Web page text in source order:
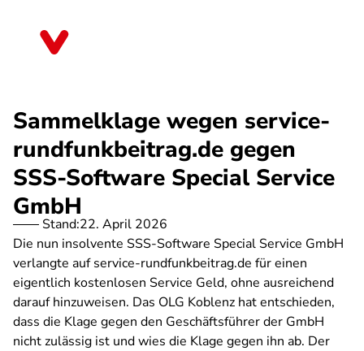
Sammelklage wegen service-
rundfunkbeitrag.de gegen
SSS-Software Special Service
GmbH
Stand:22. April 2026
Die nun insolvente SSS-Software Special Service GmbH
verlangte auf service-rundfunkbeitrag.de für einen
eigentlich kostenlosen Service Geld, ohne ausreichend
darauf hinzuweisen. Das OLG Koblenz hat entschieden,
dass die Klage gegen den Geschäftsführer der GmbH
nicht zulässig ist und wies die Klage gegen ihn ab. Der